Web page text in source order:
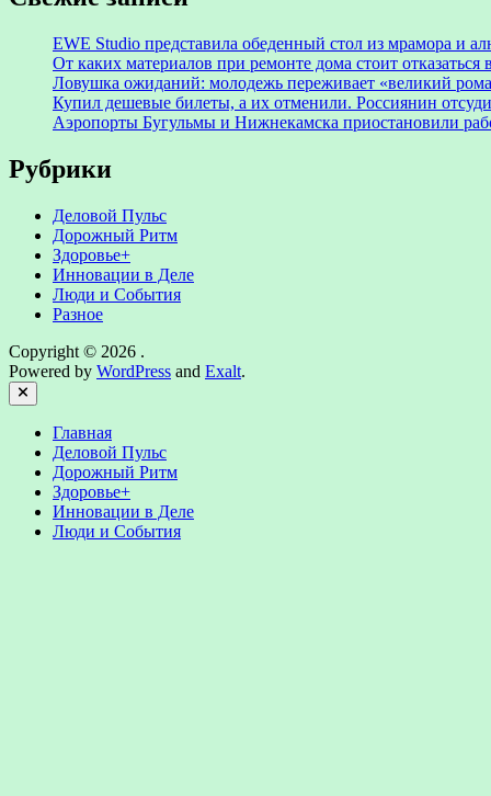
EWE Studio представила обеденный стол из мрамора и
От каких материалов при ремонте дома стоит отказаться
Ловушка ожиданий: молодежь переживает «великий
Купил дешевые билеты, а их отменили. Россиянин
Аэропорты Бугульмы и Нижнекамска приостановили
Рубрики
Деловой Пульс
Дорожный Ритм
Здоровье+
Инновации в Деле
Люди и События
Разное
Copyright © 2026 .
Powered by WordPress and Exalt.
Close
Главная
Деловой Пульс
Дорожный Ритм
Здоровье+
Инновации в Деле
Люди и События